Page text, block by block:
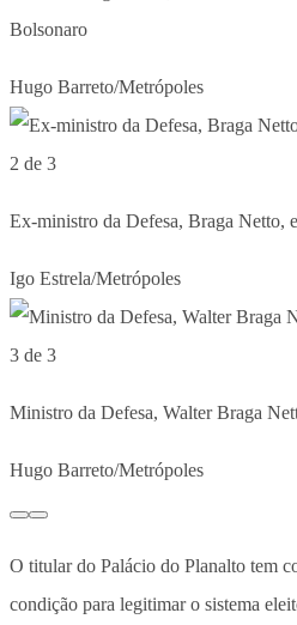
Bolsonaro
Hugo Barreto/Metrópoles
2 de 3
Ex-ministro da Defesa, Braga Netto,
Igo Estrela/Metrópoles
3 de 3
Ministro da Defesa, Walter Braga
Hugo Barreto/Metrópoles
O titular do Palácio do Planalto tem
condição para legitimar o sistema